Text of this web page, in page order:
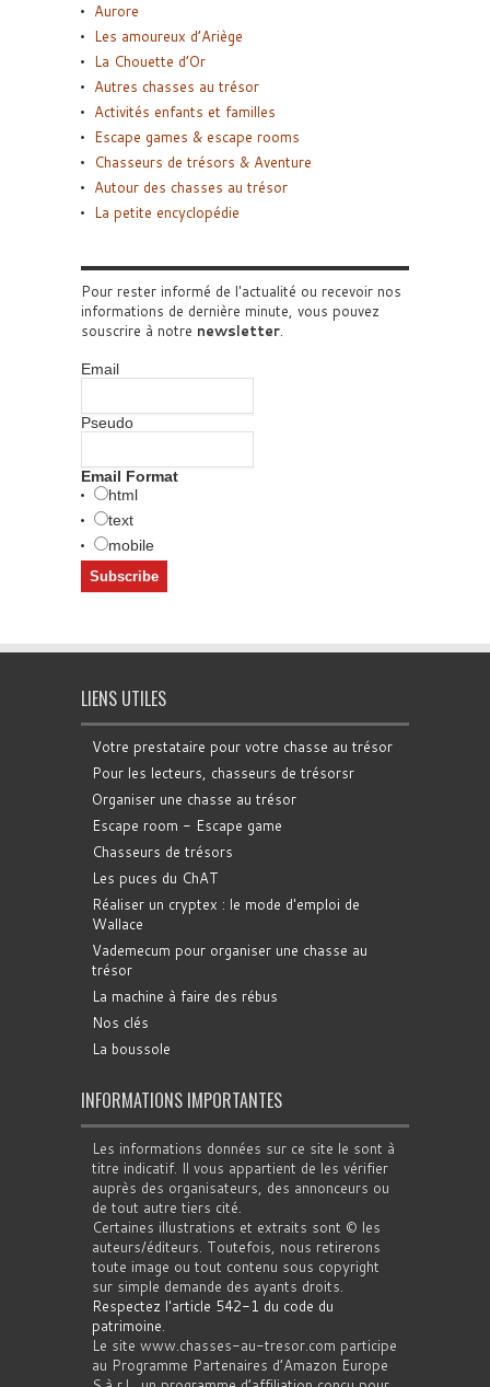
Aurore
Les amoureux d’Ariège
La Chouette d’Or
Autres chasses au trésor
Activités enfants et familles
Escape games & escape rooms
Chasseurs de trésors & Aventure
Autour des chasses au trésor
La petite encyclopédie
Pour rester informé de l'actualité ou recevoir nos
informations de dernière minute, vous pouvez
souscrire à notre newsletter.
Email
Pseudo
Email Format
html
text
mobile
LIENS UTILES
Votre prestataire pour votre chasse au trésor
Pour les lecteurs, chasseurs de trésorsr
Organiser une chasse au trésor
Escape room - Escape game
Chasseurs de trésors
Les puces du ChAT
Réaliser un cryptex : le mode d'emploi de
Wallace
Vademecum pour organiser une chasse au
trésor
La machine à faire des rébus
Nos clés
La boussole
INFORMATIONS IMPORTANTES
Les informations données sur ce site le sont à
titre indicatif. Il vous appartient de les vérifier
auprès des organisateurs, des annonceurs ou
de tout autre tiers cité.
Certaines illustrations et extraits sont © les
auteurs/éditeurs. Toutefois, nous retirerons
toute image ou tout contenu sous copyright
sur simple demande des ayants droits.
Respectez l'article 542-1 du code du
patrimoine.
Le site www.chasses-au-tresor.com participe
au Programme Partenaires d’Amazon Europe